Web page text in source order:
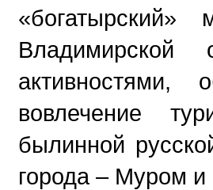
Владимирской
активностями,
вовлечение
былинной
города – Муром и